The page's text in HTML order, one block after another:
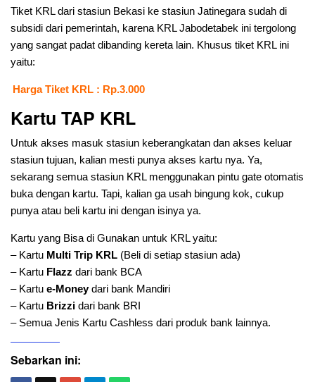
Tiket KRL dari stasiun Bekasi ke stasiun Jatinegara sudah di
subsidi dari pemerintah, karena KRL Jabodetabek ini tergolong
yang sangat padat dibanding kereta lain. Khusus tiket KRL ini
yaitu:
Harga Tiket KRL : Rp.3.000
Kartu TAP KRL
Untuk akses masuk stasiun keberangkatan dan akses keluar
stasiun tujuan, kalian mesti punya akses kartu nya. Ya,
sekarang semua stasiun KRL menggunakan pintu gate otomatis
buka dengan kartu. Tapi, kalian ga usah bingung kok, cukup
punya atau beli kartu ini dengan isinya ya.
Kartu yang Bisa di Gunakan untuk KRL yaitu:
– Kartu Multi Trip KRL (Beli di setiap stasiun ada)
– Kartu Flazz dari bank BCA
– Kartu e-Moneydari bank Mandiri
– Kartu Brizzi dari bank BRI
– Semua Jenis Kartu Cashless dari produk bank lainnya.
Sebarkan ini: